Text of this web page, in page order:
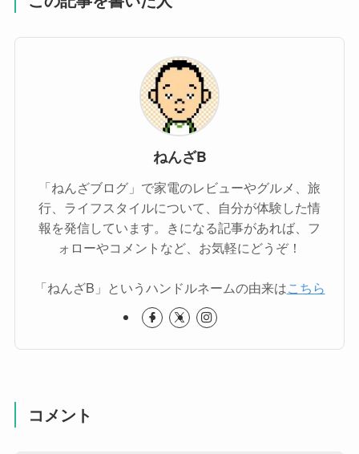
ねんざB
「ねんざブログ」で家電のレビューやグルメ、旅
行、ライフスタイルについて、自分が体験した情
報を発信しています。きになる記事があれば、フ
ォローやコメントなど、お気軽にどうぞ！
「ねんざB」というハンドルネームの由来はこちら
コメント